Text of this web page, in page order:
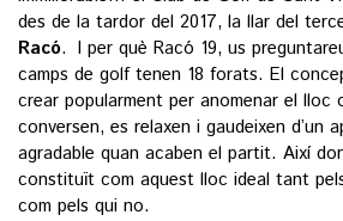
des de la tardor del 2017, la llar del
Racó. I per què Racó 19, us
camps de golf tenen 18 forats. El
crear popularment per anomenar el lloc
conversen, es relaxen i gaudeixen d’un
agradable quan acaben el partit. Així
constituït com aquest lloc ideal tant
com pels qui no.